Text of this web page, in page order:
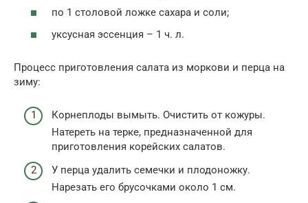
по 1 столовой ложке сахара и соли;
уксусная эссенция – 1 ч. л.
Процесс приготовления салата из моркови и перца на
зиму:
Корнеплоды вымыть. Очистить от кожуры.
Натереть на терке, предназначенной для
приготовления корейских салатов.
У перца удалить семечки и плодоножку.
Нарезать его брусочками около 1 см.